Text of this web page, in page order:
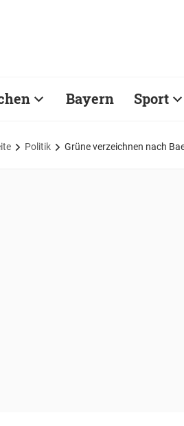
Bayern Sport
Politik Grüne verzeichnen nach